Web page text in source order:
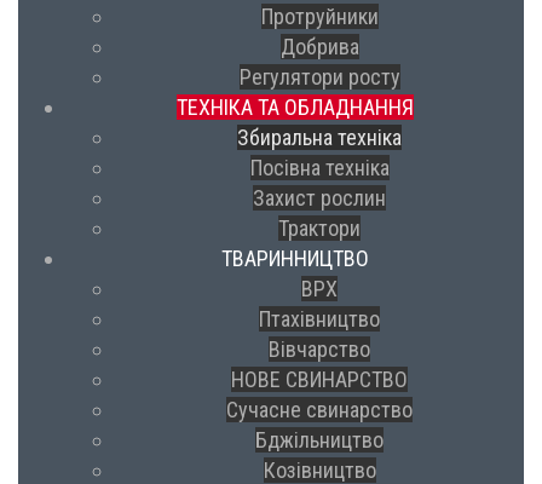
Протруйники
Добрива
Регулятори росту
ТЕХНІКА ТА ОБЛАДНАННЯ
Збиральна техніка
Посівна техніка
Захист рослин
Трактори
ТВАРИННИЦТВО
ВРХ
Птахівництво
Вівчарство
НОВЕ СВИНАРСТВО
Сучасне свинарство
Бджільництво
Козівництво